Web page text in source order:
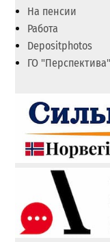
На пенсии
Работа
Depositphotos
ГО "Перспектива"